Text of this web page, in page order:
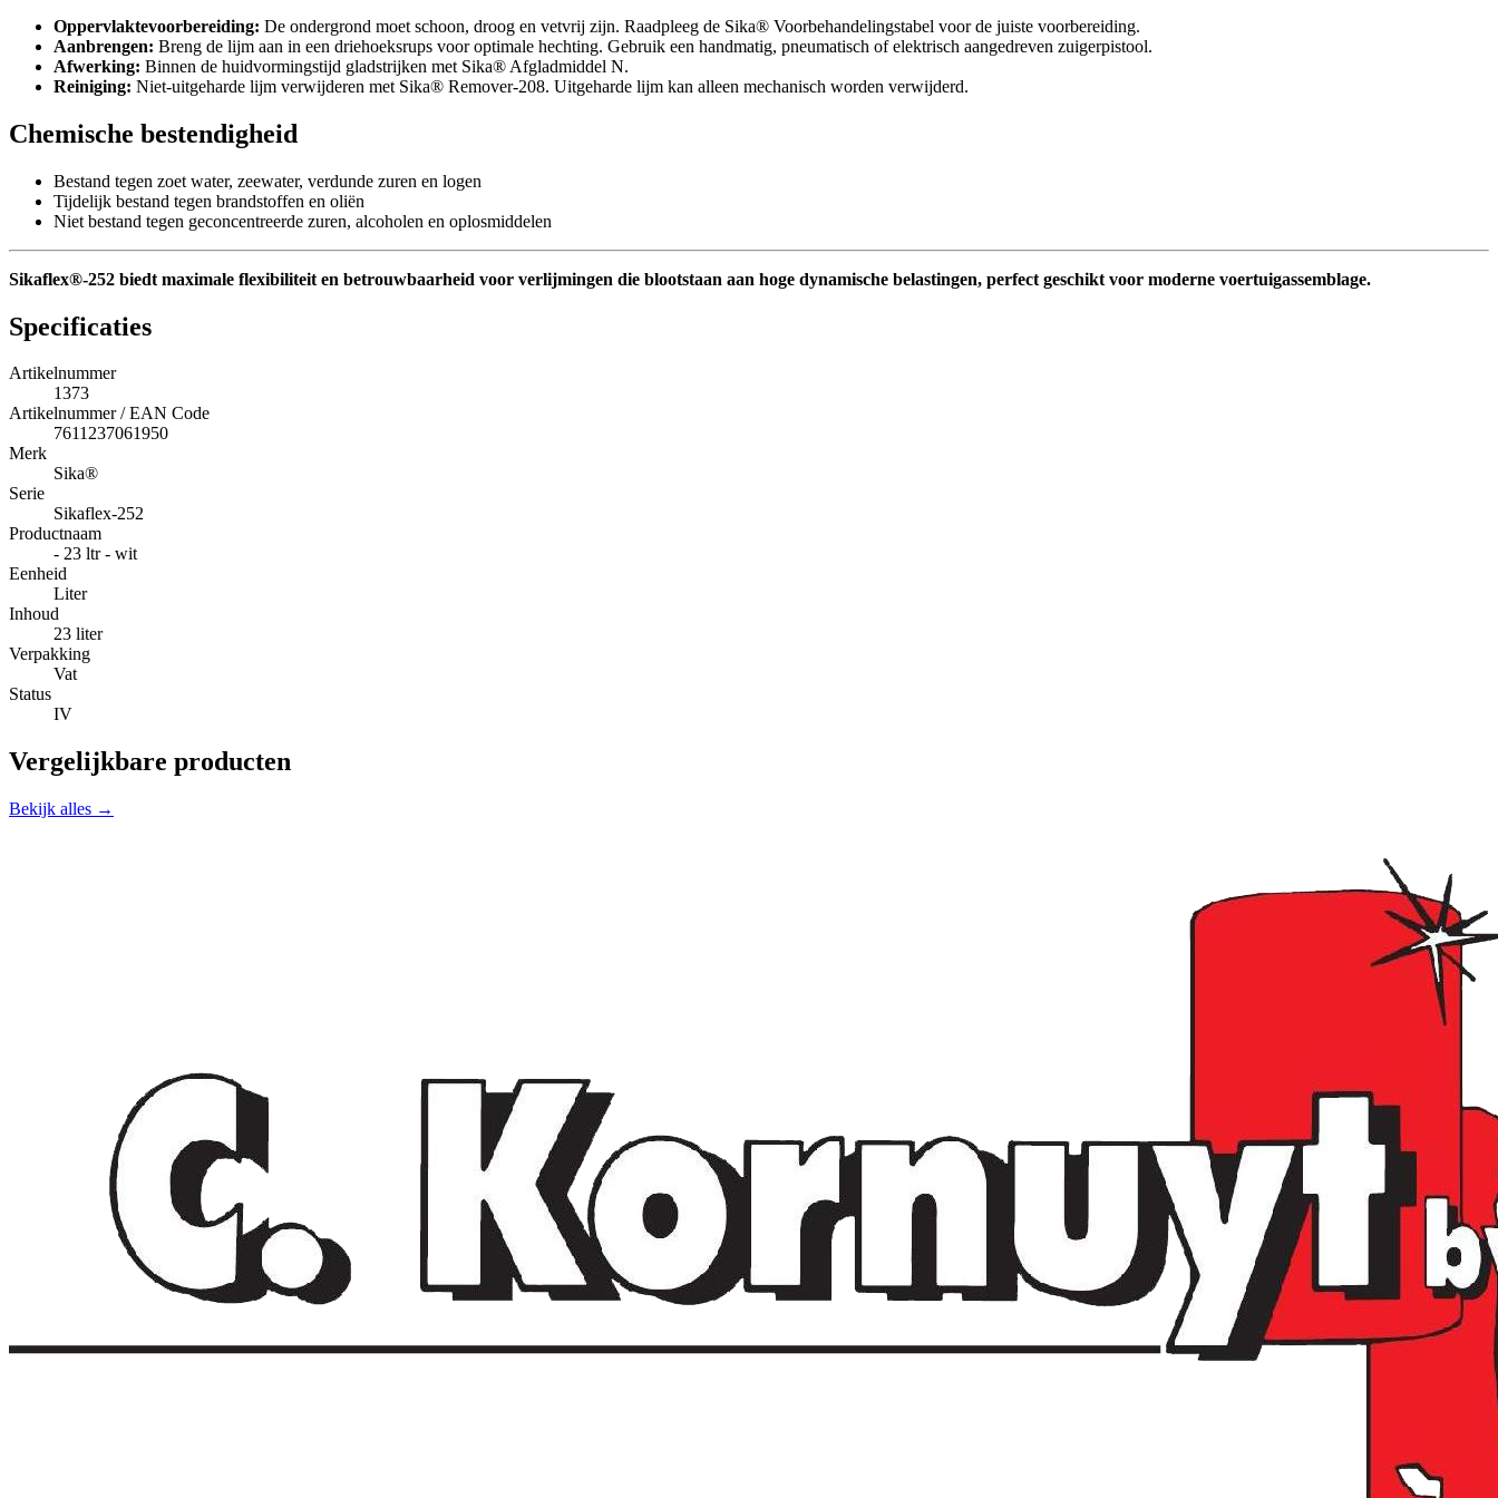
Oppervlaktevoorbereiding: De ondergrond moet schoon, droog en vetvrij zijn. Raadpleeg de Sika® Voorbehandelingstabel voor de juiste voorbereiding.
Aanbrengen: Breng de lijm aan in een driehoeksrups voor optimale hechting. Gebruik een handmatig, pneumatisch of elektrisch aangedreven zuigerpistool.
Afwerking: Binnen de huidvormingstijd gladstrijken met Sika® Afgladmiddel N.
Reiniging: Niet-uitgeharde lijm verwijderen met Sika® Remover-208. Uitgeharde lijm kan alleen mechanisch worden verwijderd.
Chemische bestendigheid
Bestand tegen zoet water, zeewater, verdunde zuren en logen
Tijdelijk bestand tegen brandstoffen en oliën
Niet bestand tegen geconcentreerde zuren, alcoholen en oplosmiddelen
Sikaflex®-252 biedt maximale flexibiliteit en betrouwbaarheid voor verlijmingen die blootstaan aan hoge dynamische belastingen, perfect geschikt voor moderne voertuigassemblage.
Specificaties
Artikelnummer
1373
Artikelnummer / EAN Code
7611237061950
Merk
Sika®
Serie
Sikaflex-252
Productnaam
- 23 ltr - wit
Eenheid
Liter
Inhoud
23 liter
Verpakking
Vat
Status
IV
Vergelijkbare producten
Bekijk alles →